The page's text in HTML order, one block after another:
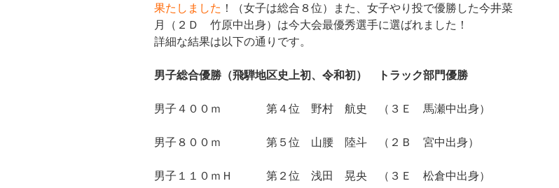
果たしました ！（女子は総合８位）また、女子やり投で優勝した今井菜
月（２Ｄ 竹原中出身）は今大会最優秀選手に選ばれました！
詳細な結果は以下の通りです。
男子総合優勝（飛騨地区史上初、令和初） トラック部門優勝
男子４００ｍ 第４位 野村 航史 （３Ｅ 馬瀬中出身）
男子８００ｍ 第５位 山腰 陸斗 （２Ｂ 宮中出身）
男子１１０ｍＨ 第２位 浅田 晃央 （３Ｅ 松倉中出身）